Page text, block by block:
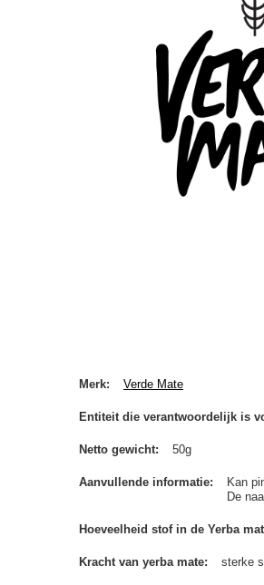
Merk Verde Mate
Entiteit die verantwoordelijk is
Netto gewicht 50g
Aanvullende informatie
Kan
De
Hoeveelheid stof in de Yerba
Kracht van yerba mate sterke